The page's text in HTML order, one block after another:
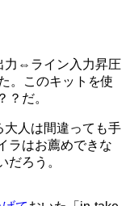
力⇔ライン入力昇圧
。このキットを使
？だ。
大人は間違っても手
ラはお薦めできな
だろう。